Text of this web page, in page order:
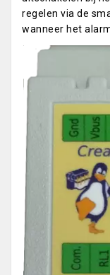
regelen via de
wanneer het